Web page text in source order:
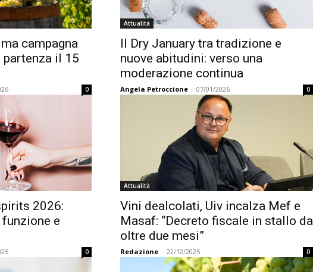
campagna
partenza il 15
0
Attualità
Il Dry January tra tradizione e
nuove abitudini: verso una
moderazione continua
Angela Petroccione - 07/01/2026 0
2026:
e
0
Attualità
Vini dealcolati, Uiv incalza Mef e
Masaf: “Decreto fiscale in stallo da
oltre due mesi”
Redazione - 22/12/2025 0